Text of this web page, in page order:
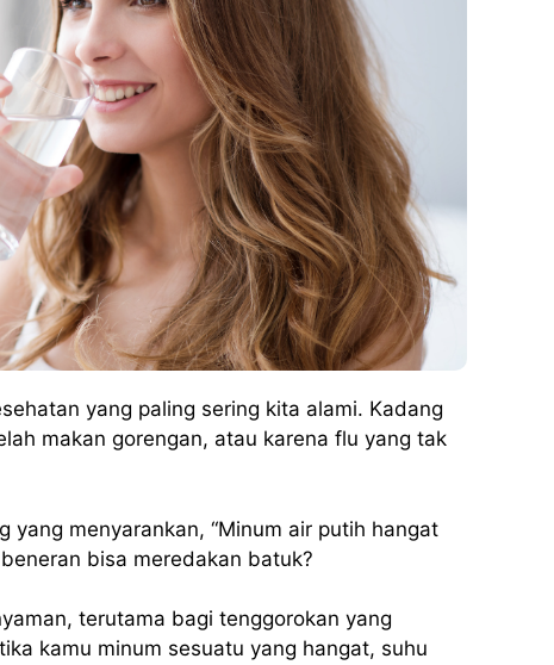
yang paling sering kita alami. Kadang
makan gorengan, atau karena flu yang tak
menyarankan, “Minum air putih hangat
bisa meredakan batuk?
terutama bagi tenggorokan yang
kamu minum sesuatu yang hangat, suhu